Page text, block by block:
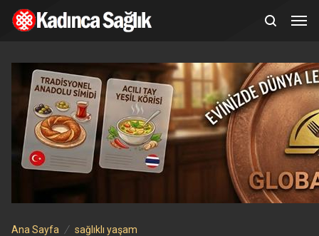
Ana Sayfa sağlıklı yaşam